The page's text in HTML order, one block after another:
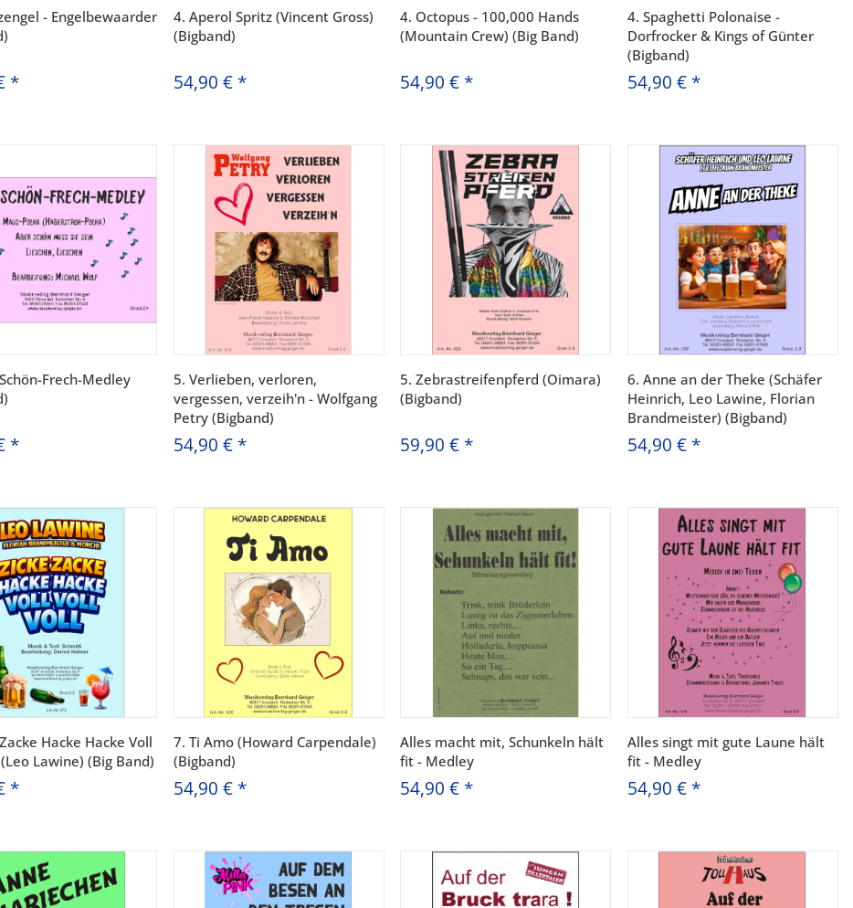
- Engelbewaarder
*
4. Aperol Spritz (Vincent Gross)
(Bigband)
54,90 € *
4. Octopus - 100,000 Hands
(Mountain Crew) (Big Band)
54,90 € *
4. Spaghetti Polonaise -
Dorfrocker & Kings of Günter
(Bigband)
54,90 € *
Frech-Medley
*
5. Verlieben, verloren,
vergessen, verzeih'n - Wolfgang
Petry (Bigband)
54,90 € *
5. Zebrastreifenpferd (Oimara)
(Bigband)
59,90 € *
6. Anne an der Theke (Schäfer
Heinrich, Leo Lawine, Florian
Brandmeister) (Bigband)
54,90 € *
Hacke Hacke Voll
Lawine) (Big Band)
*
7. Ti Amo (Howard Carpendale)
(Bigband)
54,90 € *
Alles macht mit, Schunkeln hält
fit - Medley
54,90 € *
Alles singt mit gute Laune hält
fit - Medley
54,90 € *